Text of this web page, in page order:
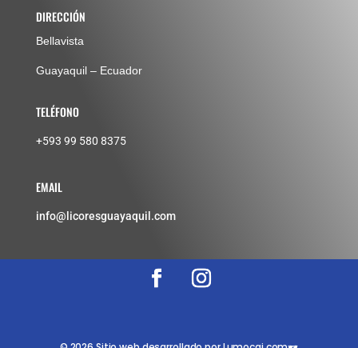
DIRECCIÓN
Bellavista
Guayaquil – Ecuador
TELÉFONO
+593 99 580 8375
EMAIL
info@licoresguayaquil.com